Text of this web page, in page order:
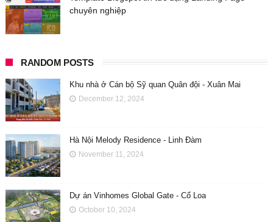
chuyên nghiệp
RANDOM POSTS
Khu nhà ở Cán bộ Sỹ quan Quân đội - Xuân Mai
December 12, 2024
Hà Nội Melody Residence - Linh Đàm
November 11, 2024
Dự án Vinhomes Global Gate - Cổ Loa
October 10, 2024